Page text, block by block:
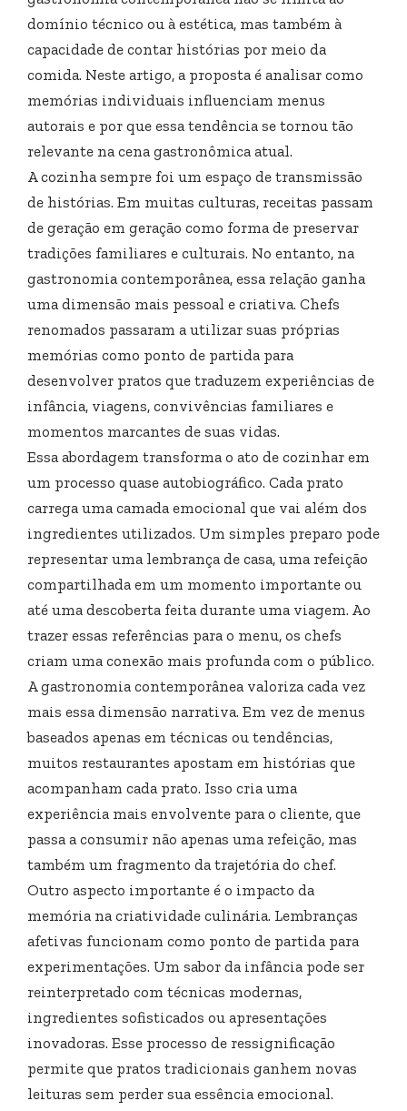
domínio técnico ou à estética, mas também à
capacidade de contar histórias por meio da
comida. Neste artigo, a proposta é analisar como
memórias individuais influenciam menus
autorais e por que essa tendência se tornou tão
relevante na cena gastronômica atual.
A cozinha sempre foi um espaço de transmissão
de histórias. Em muitas culturas, receitas passam
de geração em geração como forma de preservar
tradições familiares e culturais. No entanto, na
gastronomia contemporânea, essa relação ganha
uma dimensão mais pessoal e criativa. Chefs
renomados passaram a utilizar suas próprias
memórias como ponto de partida para
desenvolver pratos que traduzem experiências de
infância, viagens, convivências familiares e
momentos marcantes de suas vidas.
Essa abordagem transforma o ato de cozinhar em
um processo quase autobiográfico. Cada prato
carrega uma camada emocional que vai além dos
ingredientes utilizados. Um simples preparo pode
representar uma lembrança de casa, uma refeição
compartilhada em um momento importante ou
até uma descoberta feita durante uma viagem. Ao
trazer essas referências para o menu, os chefs
criam uma conexão mais profunda com o público.
A gastronomia contemporânea valoriza cada vez
mais essa dimensão narrativa. Em vez de menus
baseados apenas em técnicas ou tendências,
muitos restaurantes apostam em histórias que
acompanham cada prato. Isso cria uma
experiência mais envolvente para o cliente, que
passa a consumir não apenas uma refeição, mas
também um fragmento da trajetória do chef.
Outro aspecto importante é o impacto da
memória na criatividade culinária. Lembranças
afetivas funcionam como ponto de partida para
experimentações. Um sabor da infância pode ser
reinterpretado com técnicas modernas,
ingredientes sofisticados ou apresentações
inovadoras. Esse processo de ressignificação
permite que pratos tradicionais ganhem novas
leituras sem perder sua essência emocional.